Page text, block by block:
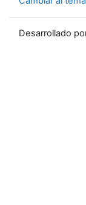
Desarrollado